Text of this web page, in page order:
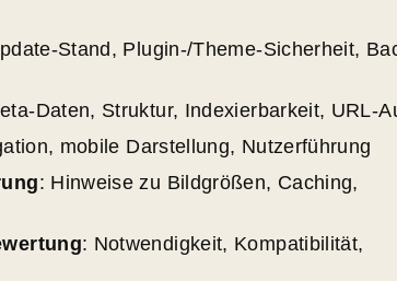
Stand, Plugin-/Theme-Sicherheit,
Daten, Struktur, Indexierbarkeit, URL-
mobile Darstellung, Nutzerführung
: Hinweise zu Bildgrößen, Caching,
: Notwendigkeit, Kompatibilität,